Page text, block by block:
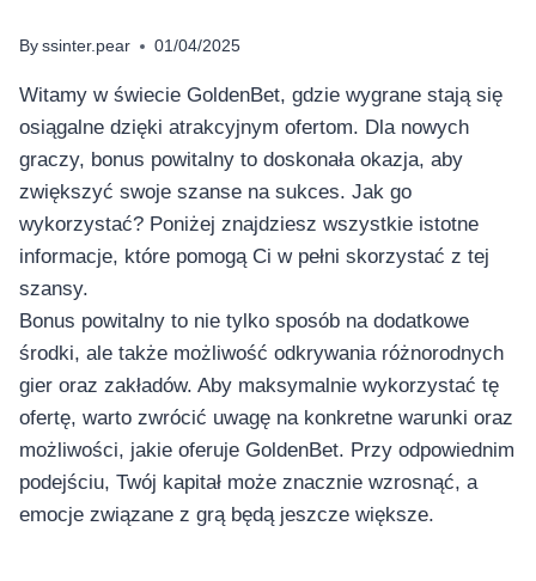
By ssinter.pear 01/04/2025
Witamy w świecie GoldenBet, gdzie wygrane stają się
osiągalne dzięki atrakcyjnym ofertom. Dla nowych
graczy, bonus powitalny to doskonała okazja, aby
zwiększyć swoje szanse na sukces. Jak go
wykorzystać? Poniżej znajdziesz wszystkie istotne
informacje, które pomogą Ci w pełni skorzystać z tej
szansy.
Bonus powitalny to nie tylko sposób na dodatkowe
środki, ale także możliwość odkrywania różnorodnych
gier oraz zakładów. Aby maksymalnie wykorzystać tę
ofertę, warto zwrócić uwagę na konkretne warunki oraz
możliwości, jakie oferuje GoldenBet. Przy odpowiednim
podejściu, Twój kapitał może znacznie wzrosnąć, a
emocje związane z grą będą jeszcze większe.